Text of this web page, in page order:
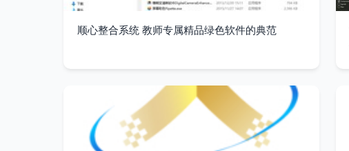
顺心整合系统 教师专属精品绿色软件的典范